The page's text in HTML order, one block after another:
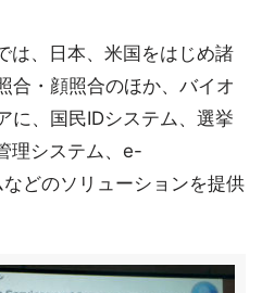
は、日本、米国をはじめ諸
合・顔照合のほか、バイオ
に、国民IDシステム、選挙
理システム、e-
どのソリューションを提供